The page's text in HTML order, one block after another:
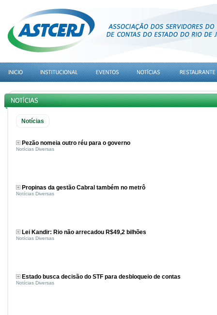
Notícias
Pezão nomeia outro réu para o governo
Notícias Diversas
Propinas da gestão Cabral também no metrô
Notícias Diversas
Lei Kandir: Rio não arrecadou R$49,2 bilhões
Notícias Diversas
Estado busca decisão do STF para desbloqueio de contas
Notícias Diversas